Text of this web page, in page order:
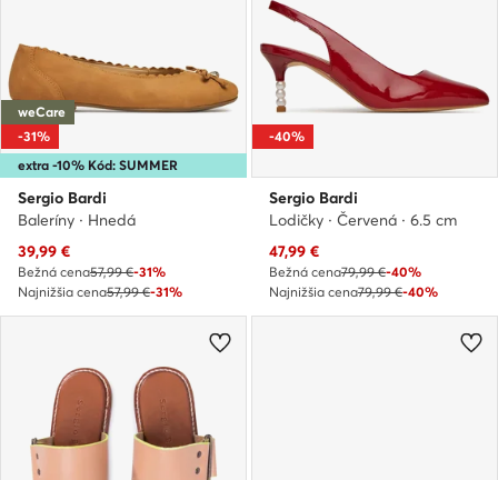
extra -10% Kód: SUMMER
weCare
-31%
Sergio Bardi
Baleríny · Hnedá
Aktuálna cena
39,99 €
Bežná cena57,99 €-31%
Najnižšia cena57,99 €-31%
-40%
Sergio Bardi
Lodičky · Červená · 6.5 cm
Aktuálna cena
47,99 €
Bežná cena79,99 €-40%
Najnižšia cena79,99 €-40%